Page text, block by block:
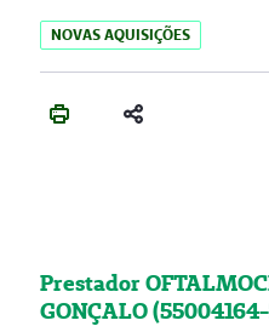
NOVAS AQUISIÇÕES
Prestador
GONÇALO